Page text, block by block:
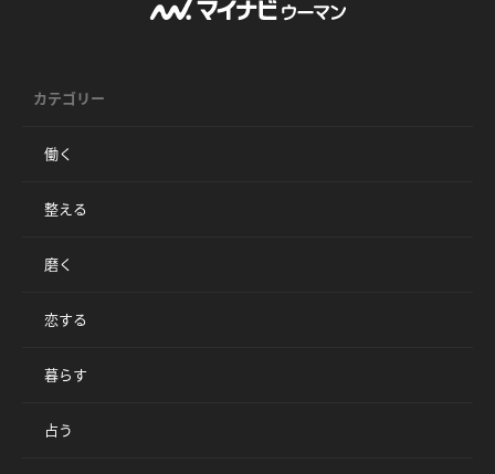
カテゴリー
働く
整える
磨く
恋する
暮らす
占う